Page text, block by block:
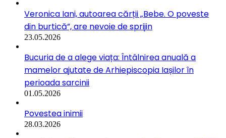
Veronica Iani, autoarea cărții „Bebe. O poveste
din burtică”, are nevoie de sprijin
23.05.2026
Bucuria de a alege viața: Întâlnirea anuală a
mamelor ajutate de Arhiepiscopia Iașilor în
perioada sarcinii
01.05.2026
Povestea inimii
28.03.2026